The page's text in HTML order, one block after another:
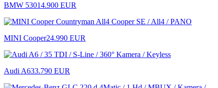
BMW 53014.900 EUR
MINI Cooper24.990 EUR
Audi A633.790 EUR